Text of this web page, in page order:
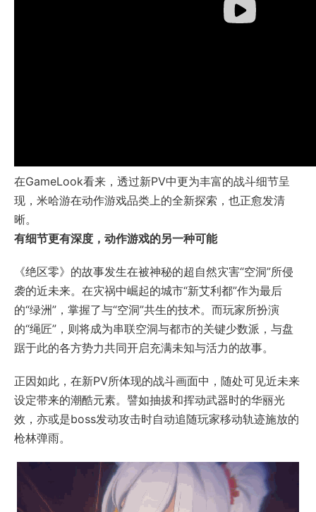
在GameLook看来，透过新PV中更为丰富的战斗细节呈
现，米哈游在动作游戏品类上的全新探索，也正愈发清
晰。
有细节更有深度，动作游戏的另一种可能
《绝区零》的故事发生在被神秘的超自然灾害“空洞”所侵
袭的近未来。在灾祸中崛起的城市“新艾利都”作为最后
的“绿洲”，掌握了与“空洞”共生的技术。而玩家所扮演
的“绳匠”，则将成为串联空洞与都市的关键少数派，与盘
踞于此的各方势力共同开启充满未知与活力的故事。
正因如此，在新PV所体现的战斗画面中，随处可见近未来
设定带来的潮酷元素。譬如抽拔和挥动武器时的华丽光
效，亦或是boss发动攻击时自动追随玩家移动轨迹施放的
枪林弹雨。